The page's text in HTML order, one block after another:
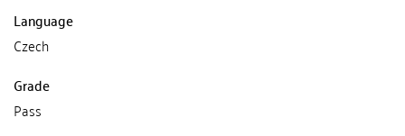
Language
Czech
Grade
Pass